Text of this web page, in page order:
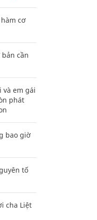
cơ
cần
và em gái
phát
bao giờ
tố
cha Liệt